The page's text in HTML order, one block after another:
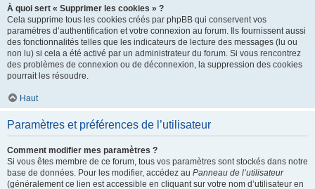
À quoi sert « Supprimer les cookies » ?
Cela supprime tous les cookies créés par phpBB qui conservent vos
paramètres d’authentification et votre connexion au forum. Ils fournissent aussi
des fonctionnalités telles que les indicateurs de lecture des messages (lu ou
non lu) si cela a été activé par un administrateur du forum. Si vous rencontrez
des problèmes de connexion ou de déconnexion, la suppression des cookies
pourrait les résoudre.
Haut
Paramètres et préférences de l’utilisateur
Comment modifier mes paramètres ?
Si vous êtes membre de ce forum, tous vos paramètres sont stockés dans notre
base de données. Pour les modifier, accédez au Panneau de l’utilisateur
(généralement ce lien est accessible en cliquant sur votre nom d’utilisateur en